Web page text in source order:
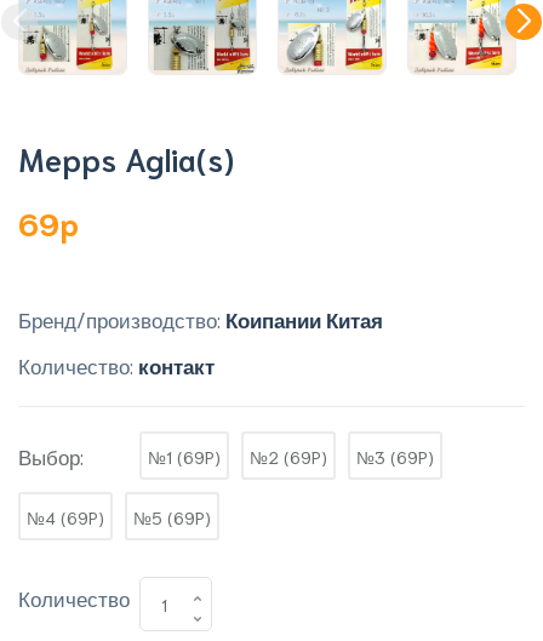
Mepps Aglia(s)
69p
Бренд/производство: Коипании Китая
Количество: контакт
Выбор: №1 (69P) №2 (69P) №3 (69P)
№4 (69P) №5 (69P)
Количество